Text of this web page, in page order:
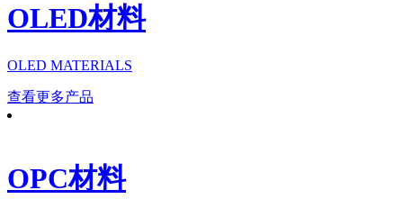
OLED材料
OLED MATERIALS
查看更多产品
OPC材料